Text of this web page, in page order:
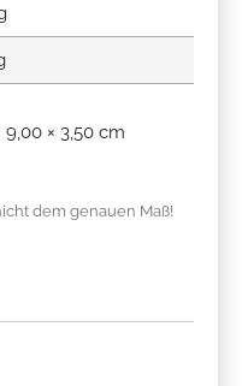
9,00 × 3,50 cm
dem genauen Maß!